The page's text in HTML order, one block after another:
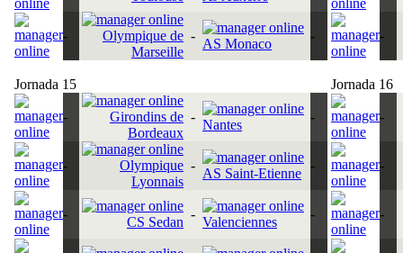
-
Olympique de
Marseille
-
AS Monaco
- -
Jornada 15 Jornada 16
-
Girondins de
Bordeaux
-
Nantes
- -
-
Olympique
Lyonnais
-
AS Saint-Etienne
- -
-
CS Sedan
-
Valenciennes
- -